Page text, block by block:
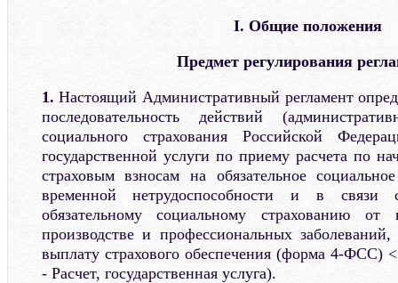
I. Общие положения
Предмет регулирования
1.Настоящий Административный регламент
последовательность действий
социального страхования Российской
государственной услуги по приему расчета по
страховым взносам на обязательное
временной нетрудоспособности и в
обязательному социальному страхованию от
производстве и профессиональных
выплату страхового обеспечения (форма 4-ФСС)
- Расчет, государственная услуга).